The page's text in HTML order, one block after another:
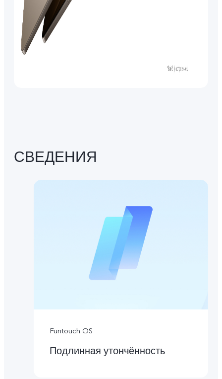
СВЕДЕНИЯ
Funtouch OS
Подлинная утончённость